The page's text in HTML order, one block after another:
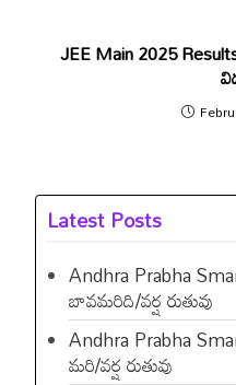
JEE Main 2025
Latest Posts
Andhra Prabha
బావమరిది/వర్ష రుతువు
Andhra Prabha
మరి/వర్ష రుతువు